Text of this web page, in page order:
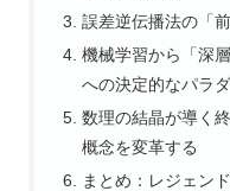
誤差逆伝播法の「
機械学習から「深
への決定的なパラ
数理の結晶が導く
概念を変革する
まとめ：レジェン